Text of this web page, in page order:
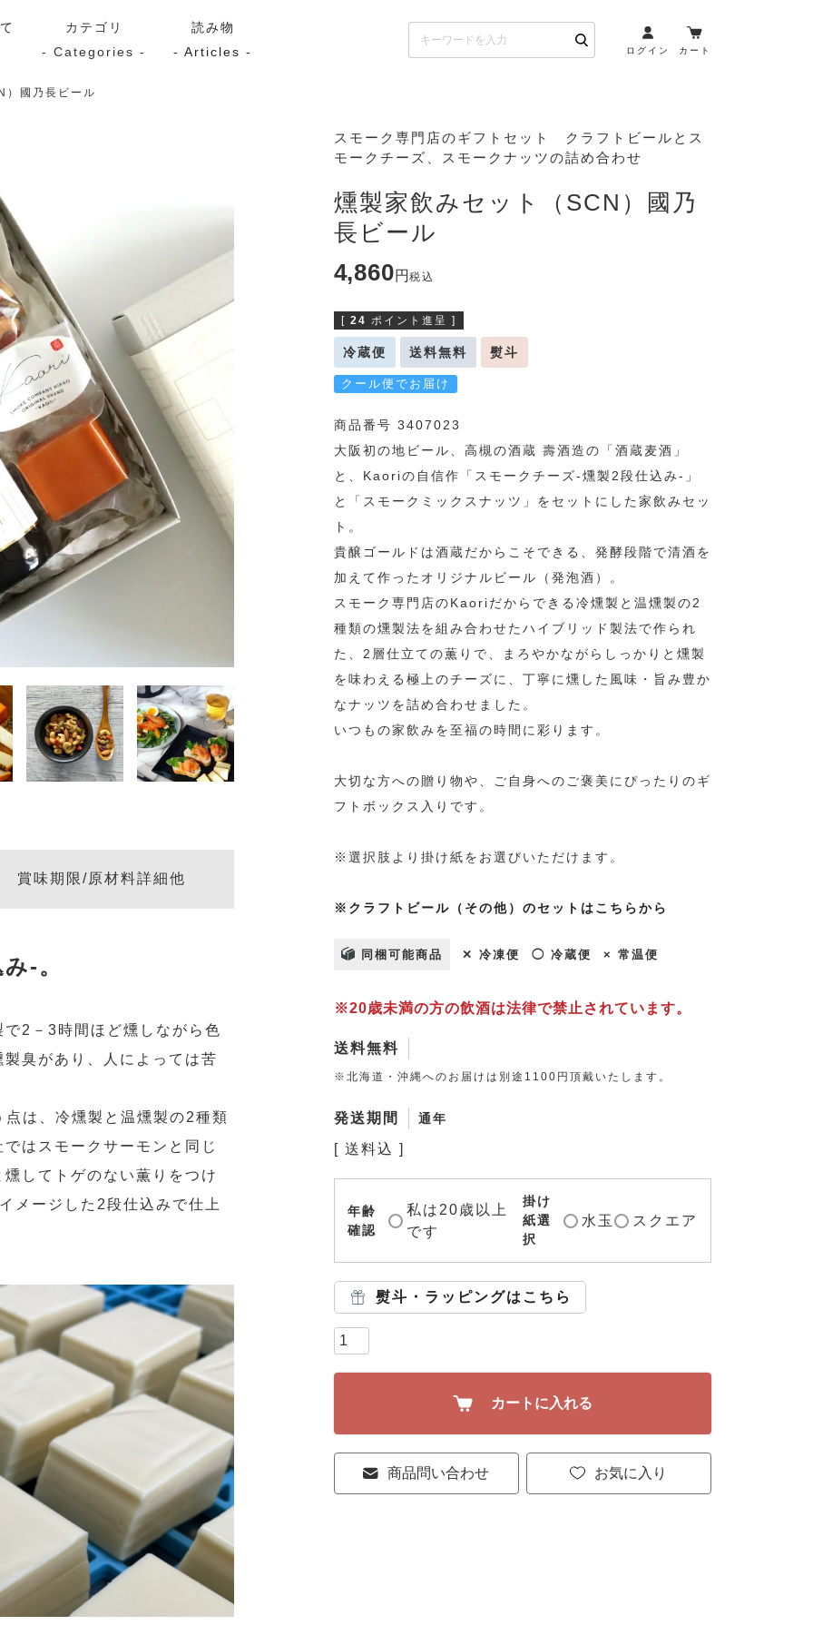
カテゴリ
- Categories -
Kaori
Kaoriセレクト
日本酒・焼酎
ワイン・スパークリング
ウイスキー・ブランデー
送料無料 サブスク（定期コース・頒布会）
読み物
- Articles -
ログイン カート
）國乃長ビール
スモーク専門店のギフトセット クラフトビールとス
モークチーズ、スモークナッツの詰め合わせ
燻製家飲みセット（SCN）國乃
長ビール
4,860
税込
[ 24 ポイント進呈 ]
冷蔵便 送料無料 熨斗
クール便でお届け
商品番号 3407023
大阪初の地ビール、高槻の酒蔵 壽酒造の「酒蔵麦酒」
と、Kaoriの自信作「スモークチーズ-燻製2段仕込み-」
と「スモークミックスナッツ」をセットにした家飲みセッ
ト。
貴醸ゴールドは酒蔵だからこそできる、発酵段階で清酒を
加えて作ったオリジナルビール（発泡酒）。
スモーク専門店のKaoriだからできる冷燻製と温燻製の2
種類の燻製法を組み合わせたハイブリッド製法で作られ
た、2層仕立ての薫りで、まろやかながらしっかりと燻製
を味わえる極上のチーズに、丁寧に燻した風味・旨み豊か
なナッツを詰め合わせました。
いつもの家飲みを至福の時間に彩ります。
大切な方への贈り物や、ご自身へのご褒美にぴったりのギ
フトボックス入りです。
※選択肢より掛け紙をお選びいただけます。
※クラフトビール（その他）のセットはこちらから
同梱可能商品 ✕ 冷凍便 ◯ 冷蔵便 × 常温便
※20歳未満の方の飲酒は法律で禁止されています。
送料無料
※北海道・沖縄へのお届けは別途1100円頂戴いたします。
発送期間 通年
送料込
年齢
確認
私は20歳以上
です
掛け
紙選
択
水玉 スクエア
熨斗・ラッピングはこちら
お気に入り
カートに入れる
商品問い合わせ
賞味期限/原材料詳細他
-。
2－3時間ほど燻しながら色
臭があり、人によっては苦
は、冷燻製と温燻製の2種類
はスモークサーモンと同じ
してトゲのない薫りをつけ
メージした2段仕込みで仕上